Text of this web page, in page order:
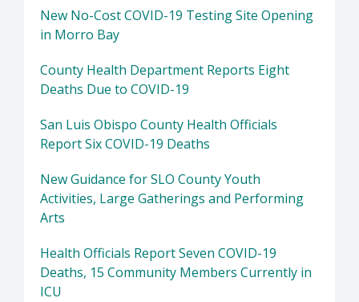
New No-Cost COVID-19 Testing Site Opening
in Morro Bay
County Health Department Reports Eight
Deaths Due to COVID-19
San Luis Obispo County Health Officials
Report Six COVID-19 Deaths
New Guidance for SLO County Youth
Activities, Large Gatherings and Performing
Arts
Health Officials Report Seven COVID-19
Deaths, 15 Community Members Currently in
ICU